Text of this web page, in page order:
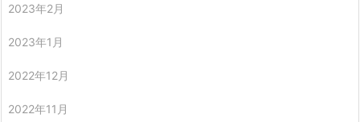
2023年2月
2023年1月
2022年12月
2022年11月